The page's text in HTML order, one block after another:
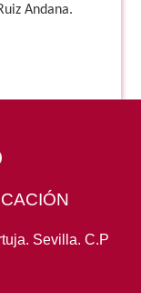
Andana.
Sevilla. C.P